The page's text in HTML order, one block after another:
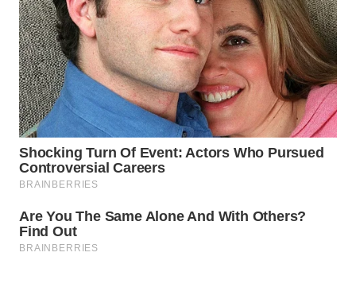
WAHANA
PERSONA
WAHANA
OTOMOTIF
WAHANA
WAHANA
WISATA